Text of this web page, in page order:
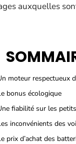
auxquelles
moteur respectueux
bonus écologique
fiabilité sur les
inconvénients des
prix d’achat des